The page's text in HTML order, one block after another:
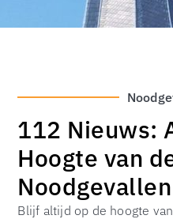
112 Nieuws:
Hoogte van
Noodgevallen
Blijf altijd op de hoogte